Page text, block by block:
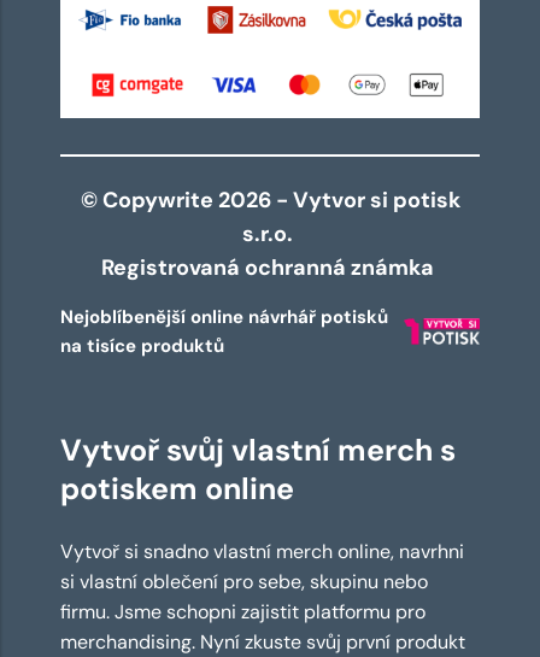
© Copywrite 2026 - Vytvor si potisk
s.r.o.
Registrovaná ochranná známka
Nejoblíbenější online návrhář potisků
na tisíce produktů
Vytvoř svůj vlastní merch s
potiskem online
Vytvoř si snadno vlastní merch online, navrhni
si vlastní oblečení pro sebe, skupinu nebo
firmu. Jsme schopni zajistit platformu pro
merchandising. Nyní zkuste svůj první produkt